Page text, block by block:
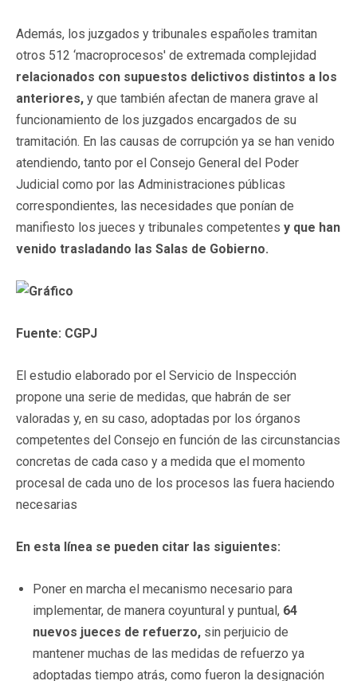
Además, los juzgados y tribunales españoles tramitan
otros 512 ‘macroprocesos' de extremada complejidad
relacionados con supuestos delictivos distintos a los
anteriores, y que también afectan de manera grave al
funcionamiento de los juzgados encargados de su
tramitación. En las causas de corrupción ya se han venido
atendiendo, tanto por el Consejo General del Poder
Judicial como por las Administraciones públicas
correspondientes, las necesidades que ponían de
manifiesto los jueces y tribunales competentes y que han
venido trasladando las Salas de Gobierno.
Fuente: CGPJ
El estudio elaborado por el Servicio de Inspección
propone una serie de medidas, que habrán de ser
valoradas y, en su caso, adoptadas por los órganos
competentes del Consejo en función de las circunstancias
concretas de cada caso y a medida que el momento
procesal de cada uno de los procesos las fuera haciendo
necesarias
En esta línea se pueden citar las siguientes:
Poner en marcha el mecanismo necesario para
implementar, de manera coyuntural y puntual, 64
nuevos jueces de refuerzo, sin perjuicio de
mantener muchas de las medidas de refuerzo ya
adoptadas tiempo atrás, como fueron la designación